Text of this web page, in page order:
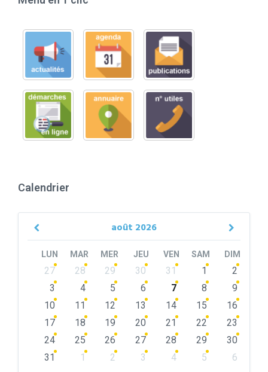
Calendrier
août 2026
Previous
LUN MAR MER JEU VEN SAM DIM
Skip
calendar
27 28 29 30 31 1
2
3
4 5 6 7 8
9
10
11 12 13 14 15
16
17
18 19 20 21 22
23
24
25 26 27 28 29
30
31
1 2 3 4 5
6